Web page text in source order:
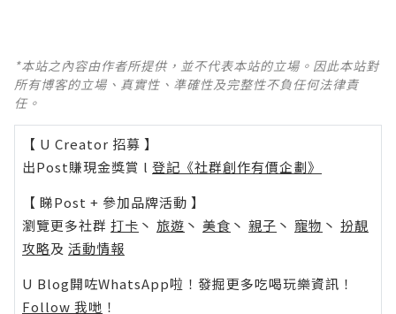
*本站之內容由作者所提供，並不代表本站的立場。因此本站對
所有博客的立場、真實性、準確性及完整性不負任何法律責
任。
【 U Creator 招募 】
出Post賺現金獎賞 l 登記《社群創作有價企劃》
【 睇Post + 參加品牌活動 】
瀏覽更多社群 打卡 丶 旅遊 丶 美食 丶 親子 丶 寵物 丶 扮靚
攻略及 活動情報
U Blog開咗WhatsApp啦！發掘更多吃喝玩樂資訊！
Follow 我哋 ！